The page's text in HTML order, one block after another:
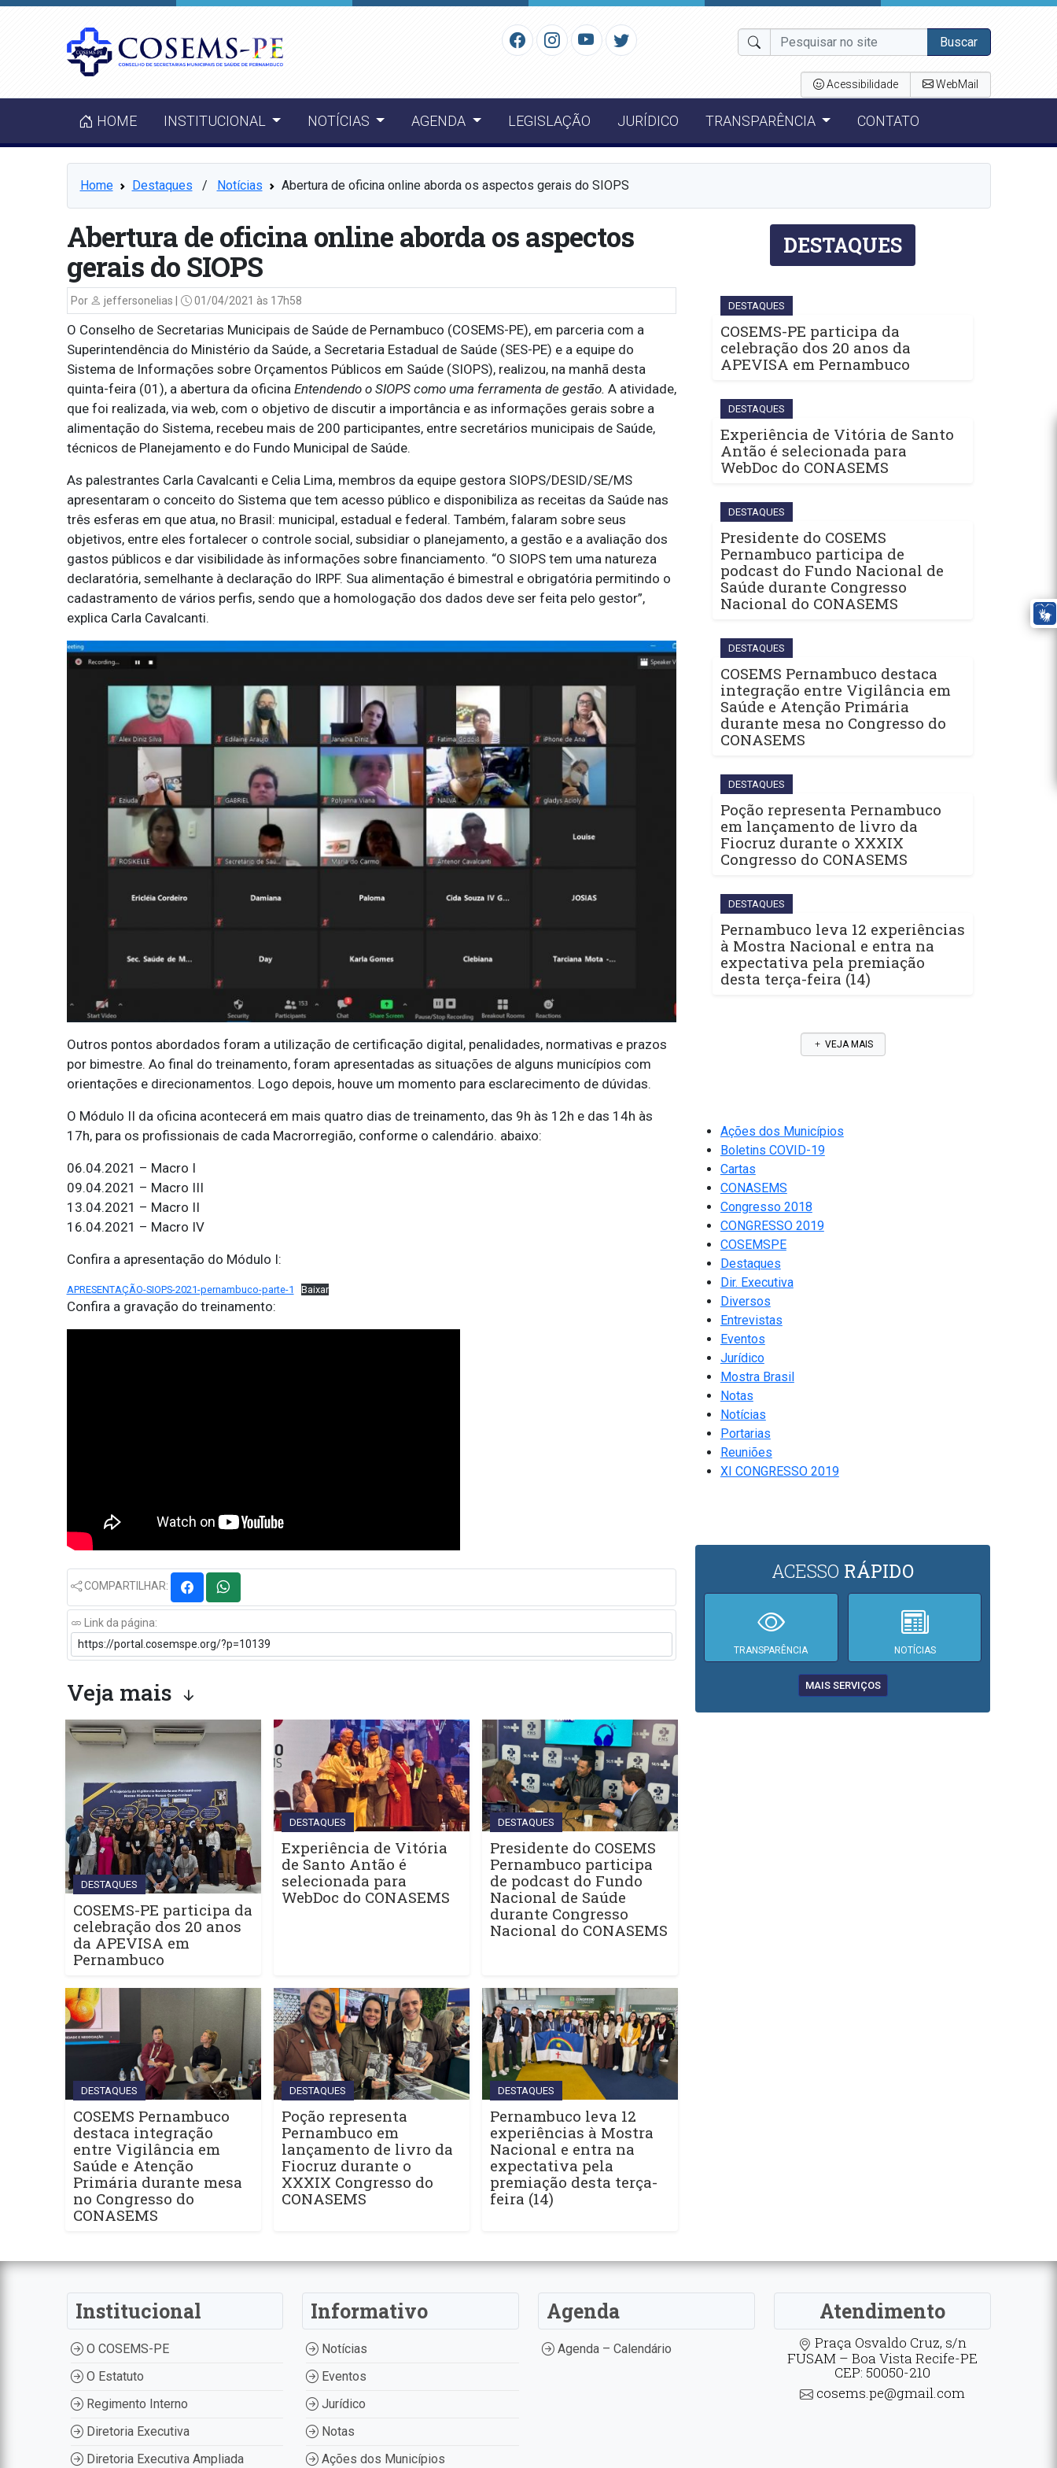
Buscar
Acessibilidade WebMail
HOME INSTITUCIONAL NOTÍCIAS AGENDA LEGISLAÇÃO JURÍDICO TRANSPARÊNCIA CONTATO
Home Destaques ⠀/⠀ Notícias Abertura de oficina online aborda os aspectos gerais do SIOPS
Abertura de oficina online aborda os aspectos
gerais do SIOPS
Por jeffersonelias | 01/04/2021 às 17h58
O Conselho de Secretarias Municipais de Saúde de Pernambuco (COSEMS-PE), em parceria com a
Superintendência do Ministério da Saúde, a Secretaria Estadual de Saúde (SES-PE) e a equipe do
Sistema de Informações sobre Orçamentos Públicos em Saúde (SIOPS), realizou, na manhã desta
quinta-feira (01), a abertura da oficina Entendendo o SIOPS como uma ferramenta de gestão. A atividade,
que foi realizada, via web, com o objetivo de discutir a importância e as informações gerais sobre a
alimentação do Sistema, recebeu mais de 200 participantes, entre secretários municipais de Saúde,
técnicos de Planejamento e do Fundo Municipal de Saúde.
As palestrantes Carla Cavalcanti e Celia Lima, membros da equipe gestora SIOPS/DESID/SE/MS
apresentaram o conceito do Sistema que tem acesso público e disponibiliza as receitas da Saúde nas
três esferas em que atua, no Brasil: municipal, estadual e federal. Também, falaram sobre seus
objetivos, entre eles fortalecer o controle social, subsidiar o planejamento, a gestão e a avaliação dos
gastos públicos e dar visibilidade às informações sobre financiamento. “O SIOPS tem uma natureza
declaratória, semelhante à declaração do IRPF. Sua alimentação é bimestral e obrigatória permitindo o
cadastramento de vários perfis, sendo que a homologação dos dados deve ser feita pelo gestor”,
explica Carla Cavalcanti.
Outros pontos abordados foram a utilização de certificação digital, penalidades, normativas e prazos
por bimestre. Ao final do treinamento, foram apresentadas as situações de alguns municípios com
orientações e direcionamentos. Logo depois, houve um momento para esclarecimento de dúvidas.
O Módulo II da oficina acontecerá em mais quatro dias de treinamento, das 9h às 12h e das 14h às
17h, para os profissionais de cada Macrorregião, conforme o calendário. abaixo:
06.04.2021 – Macro I
09.04.2021 – Macro III
13.04.2021 – Macro II
16.04.2021 – Macro IV
Confira a apresentação do Módulo I:
APRESENTAÇÃO-SIOPS-2021-pernambuco-parte-1 Baixar
Confira a gravação do treinamento:
COMPARTILHAR:
Link da página:
Veja mais
DESTAQUES
COSEMS-PE participa da
celebração dos 20 anos
da APEVISA em
Pernambuco
DESTAQUES
Experiência de Vitória
de Santo Antão é
selecionada para
WebDoc do CONASEMS
DESTAQUES
Presidente do COSEMS
Pernambuco participa
de podcast do Fundo
Nacional de Saúde
durante Congresso
Nacional do CONASEMS
DESTAQUES
COSEMS Pernambuco
destaca integração
entre Vigilância em
Saúde e Atenção
Primária durante mesa
no Congresso do
CONASEMS
DESTAQUES
Poção representa
Pernambuco em
lançamento de livro da
Fiocruz durante o
XXXIX Congresso do
CONASEMS
DESTAQUES
Pernambuco leva 12
experiências à Mostra
Nacional e entra na
expectativa pela
premiação desta terça-
feira (14)
DESTAQUES
DESTAQUES
COSEMS-PE participa da
celebração dos 20 anos da
APEVISA em Pernambuco
DESTAQUES
Experiência de Vitória de Santo
Antão é selecionada para
WebDoc do CONASEMS
DESTAQUES
Presidente do COSEMS
Pernambuco participa de
podcast do Fundo Nacional de
Saúde durante Congresso
Nacional do CONASEMS
DESTAQUES
COSEMS Pernambuco destaca
integração entre Vigilância em
Saúde e Atenção Primária
durante mesa no Congresso do
CONASEMS
DESTAQUES
Poção representa Pernambuco
em lançamento de livro da
Fiocruz durante o XXXIX
Congresso do CONASEMS
DESTAQUES
Pernambuco leva 12 experiências
à Mostra Nacional e entra na
expectativa pela premiação
desta terça-feira (14)
VEJA MAIS
Ações dos Municípios
Boletins COVID-19
Cartas
CONASEMS
Congresso 2018
CONGRESSO 2019
COSEMSPE
Destaques
Dir. Executiva
Diversos
Entrevistas
Eventos
Jurídico
Mostra Brasil
Notas
Notícias
Portarias
Reuniões
XI CONGRESSO 2019
ACESSO RÁPIDO
TRANSPARÊNCIA NOTÍCIAS
MAIS SERVIÇOS
Institucional
O COSEMS-PE
O Estatuto
Regimento Interno
Diretoria Executiva
Diretoria Executiva Ampliada
Informativo
Notícias
Eventos
Jurídico
Notas
Ações dos Municípios
Agenda
Agenda – Calendário
Atendimento
Praça Osvaldo Cruz, s/n
FUSAM – Boa Vista Recife-PE
CEP: 50050-210
cosems.pe@gmail.com